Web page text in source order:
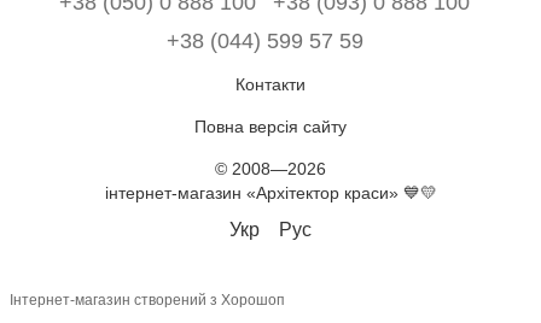
+38 (044) 599 57 59
Контакти
Повна версія сайту
© 2008—2026
інтернет-магазин «Архітектор краси» 💙💛
Укр Рус
Інтернет-магазин створений з Хорошоп